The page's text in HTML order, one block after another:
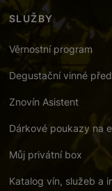
SLUŽBY
Věrnostní program
Degustační vinné
Znovín Asistent
Dárkové poukazy na
Můj privátní box
Katalog vín, služeb a